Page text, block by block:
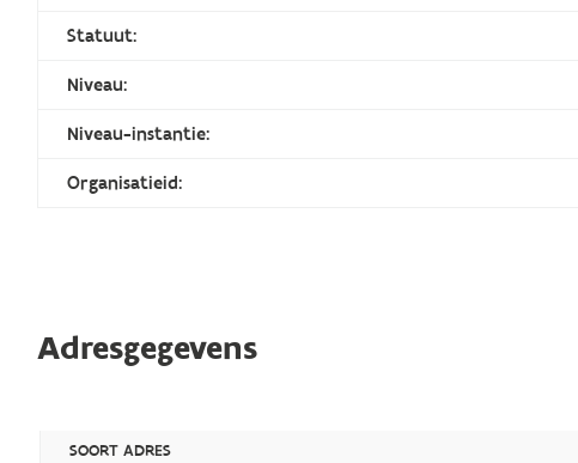
Statuut:
Niveau:
Niveau-instantie:
Organisatieid:
Adresgegevens
SOORT ADRES